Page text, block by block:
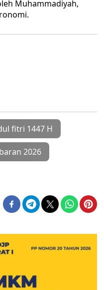
Muhammadiyah,
fitri 1447 H
2026